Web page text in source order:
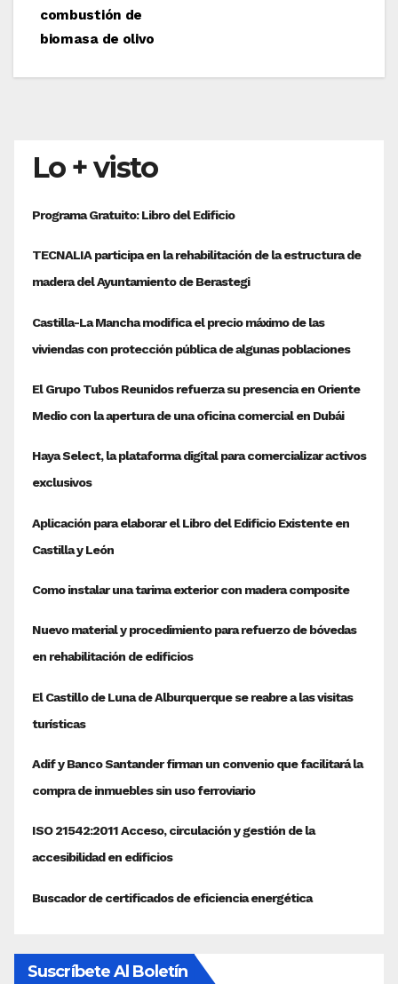
combustión de
biomasa de olivo
Lo + visto
Suscríbete Al Boletín